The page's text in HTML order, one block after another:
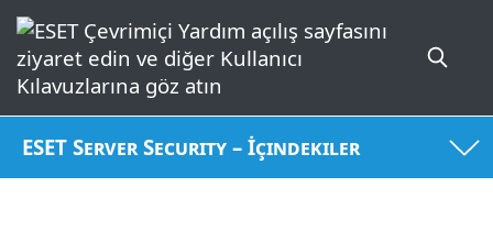
ESET Server Security – İçindekiler